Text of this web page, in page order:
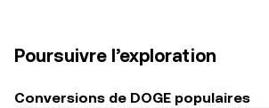
Poursuivre l’exploration
Conversions de DOGE populaires